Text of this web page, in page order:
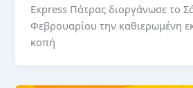
Express Πάτρας διοργάνωσε το
Φεβρουαρίου την καθιερωμένη
κοπή